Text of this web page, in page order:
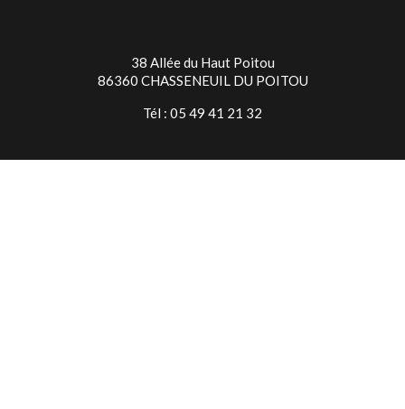
38 Allée du Haut Poitou
86360 CHASSENEUIL DU POITOU
Tél : 05 49 41 21 32